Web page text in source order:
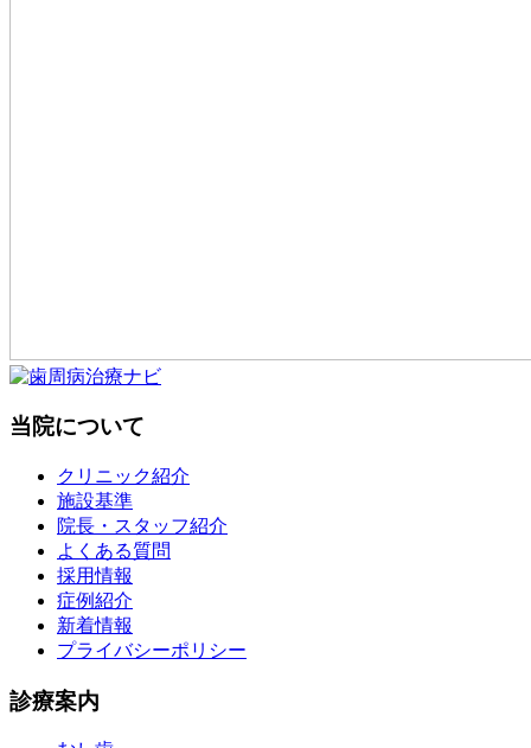
当院について
クリニック紹介
施設基準
院長・スタッフ紹介
よくある質問
採用情報
症例紹介
新着情報
プライバシーポリシー
診療案内